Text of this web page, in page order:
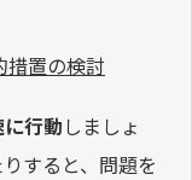
措置の検討
行動 しましょ
すると、問題を